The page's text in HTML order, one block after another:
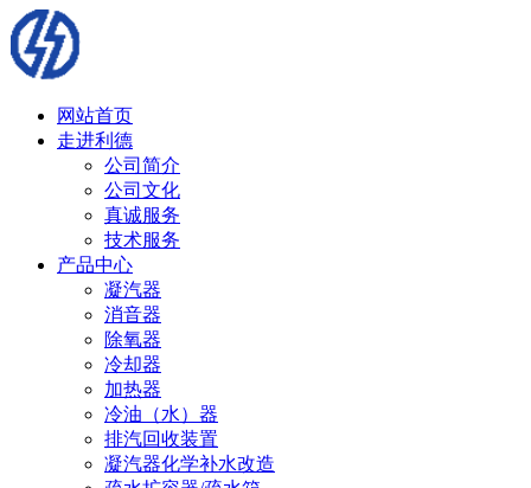
网站首页
走进利德
公司简介
公司文化
真诚服务
技术服务
产品中心
凝汽器
消音器
除氧器
冷却器
加热器
冷油（水）器
排汽回收装置
凝汽器化学补水改造